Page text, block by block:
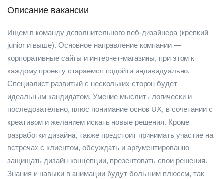
Описание вакансии
Ищем в команду дополнительного веб-дизайнера (крепкий
junior и выше). Основное направление компании —
корпоративные сайты и интернет-магазины, при этом к
каждому проекту стараемся подойти индивидуально.
Специалист развитый с нескольких сторон будет
идеальным кандидатом. Умение мыслить логически и
последовательно, плюс понимание основ UX, в сочетании с
креативом и желанием искать новые решения. Кроме
разработки дизайна, также предстоит принимать участие на
встречах с клиентом, обсуждать и аргументированно
защищать дизайн-концепции, презентовать свои решения.
Знания и навыки в анимации будут большим плюсом, так